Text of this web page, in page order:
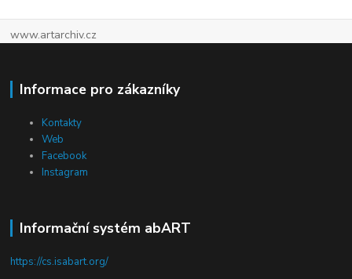
www.artarchiv.cz
Informace pro zákazníky
Kontakty
Web
Facebook
Instagram
Informační systém abART
https://cs.isabart.org/